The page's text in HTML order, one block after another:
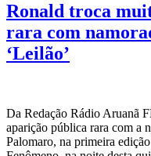
Ronald troca
rara com
‘Leilão’
Da Redação Rádio Aruanã
aparição pública rara com a
Palomaro, na primeira